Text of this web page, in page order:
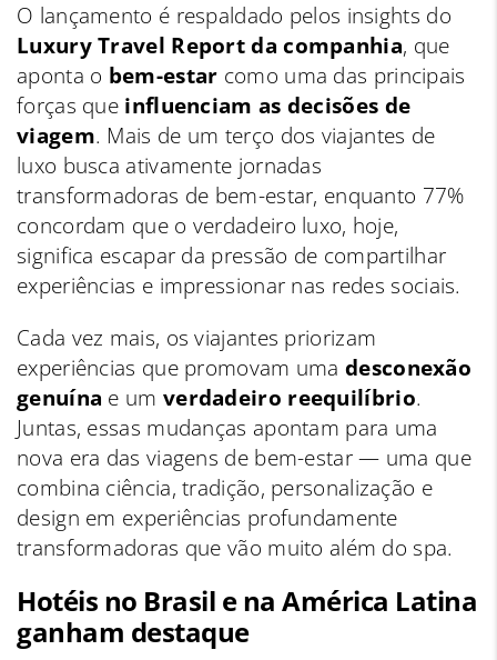
O lançamento é respaldado pelos insights do
Luxury Travel Report da companhia, que
aponta o bem-estar como uma das principais
forças que influenciam as decisões de
viagem. Mais de um terço dos viajantes de
luxo busca ativamente jornadas
transformadoras de bem-estar, enquanto 77%
concordam que o verdadeiro luxo, hoje,
significa escapar da pressão de compartilhar
experiências e impressionar nas redes sociais.
Cada vez mais, os viajantes priorizam
experiências que promovam uma desconexão
genuína e um verdadeiro reequilíbrio.
Juntas, essas mudanças apontam para uma
nova era das viagens de bem-estar — uma que
combina ciência, tradição, personalização e
design em experiências profundamente
transformadoras que vão muito além do spa.
Hotéis no Brasil e na América Latina
ganham destaque